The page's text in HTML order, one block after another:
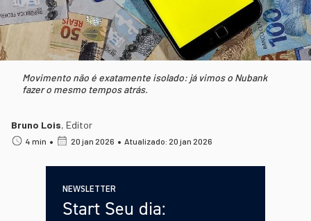
Movimento não é exatamente isolado: já vimos o Nubank
fazer o mesmo tempos atrás.
Bruno Lois, Editor
4 min • 20 jan 2026 • Atualizado: 20 jan 2026
NEWSLETTER
Start Seu dia: